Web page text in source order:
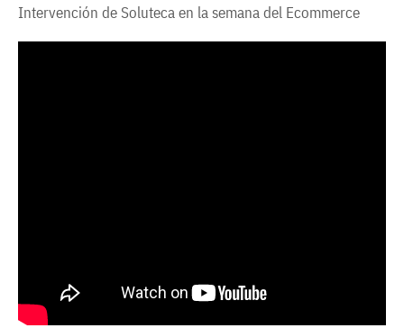
Intervención de Soluteca en la semana del Ecommerce